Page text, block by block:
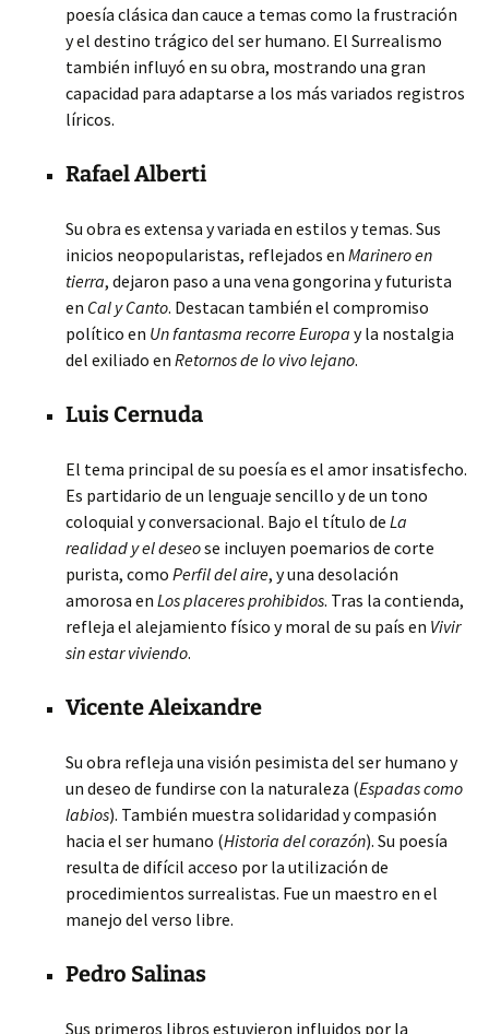
poesía clásica dan cauce a temas como la frustración
y el destino trágico del ser humano. El Surrealismo
también influyó en su obra, mostrando una gran
capacidad para adaptarse a los más variados registros
líricos.
Rafael Alberti
Su obra es extensa y variada en estilos y temas. Sus
inicios neopopularistas, reflejados en Marinero en
tierra, dejaron paso a una vena gongorina y futurista
en Cal y Canto. Destacan también el compromiso
político en Un fantasma recorre Europa y la nostalgia
del exiliado en Retornos de lo vivo lejano.
Luis Cernuda
El tema principal de su poesía es el amor insatisfecho.
Es partidario de un lenguaje sencillo y de un tono
coloquial y conversacional. Bajo el título de La
realidad y el deseose incluyen poemarios de corte
purista, como Perfil del aire, y una desolación
amorosa en Los placeres prohibidos. Tras la contienda,
refleja el alejamiento físico y moral de su país en Vivir
sin estar viviendo.
Vicente Aleixandre
Su obra refleja una visión pesimista del ser humano y
un deseo de fundirse con la naturaleza (Espadas como
labios). También muestra solidaridad y compasión
hacia el ser humano (Historia del corazón). Su poesía
resulta de difícil acceso por la utilización de
procedimientos surrealistas. Fue un maestro en el
manejo del verso libre.
Pedro Salinas
Sus primeros libros estuvieron influidos por la